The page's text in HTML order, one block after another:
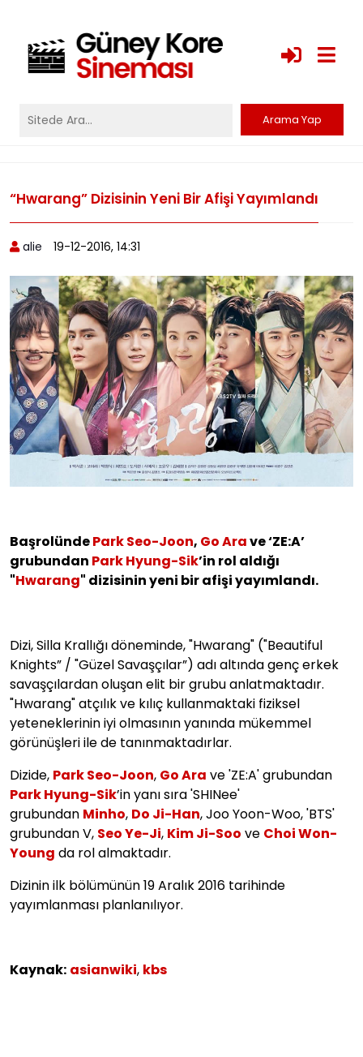
“Hwarang” Dizisinin Yeni Bir Afişi Yayımlandı
alie 19-12-2016, 14:31
BaşrolündePark Seo-Joon, Go Arave ‘ZE:A’
grubundan Park Hyung-Sik’in rol aldığı
"Hwarang" dizisinin yeni bir afişi yayımlandı.
Dizi, Silla Krallığı döneminde, "Hwarang" ("Beautiful
Knights” / "Güzel Savaşçılar”) adı altında genç erkek
savaşçılardan oluşan elit bir grubu anlatmaktadır.
"Hwarang" atçılık ve kılıç kullanmaktaki fiziksel
yeteneklerinin iyi olmasının yanında mükemmel
görünüşleri ile de tanınmaktadırlar.
Dizide, Park Seo-Joon, Go Ara ve 'ZE:A' grubundan
Park Hyung-Sik’in yanı sıra 'SHINee'
grubundan Minho, Do Ji-Han, Joo Yoon-Woo, 'BTS'
grubundan V, Seo Ye-Ji, Kim Ji-Soo ve Choi Won-
Young da rol almaktadır.
Dizinin ilk bölümünün 19 Aralık 2016 tarihinde
yayımlanması planlanılıyor.
Kaynak: asianwiki, kbs